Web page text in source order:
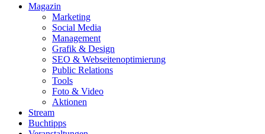
Magazin
Marketing
Social Media
Management
Grafik & Design
SEO & Webseitenoptimierung
Public Relations
Tools
Foto & Video
Aktionen
Stream
Buchtipps